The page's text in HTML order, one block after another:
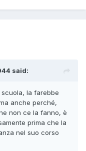
said:
la farebbe
anche perché,
non ce la fanno, è
prima che la
nel suo corso